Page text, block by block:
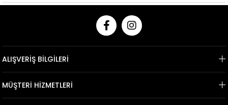
ALIŞVERİŞ BİLGİLERİ
MÜŞTERİ HİZMETLERİ